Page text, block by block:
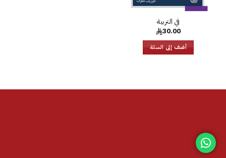
في التربية
30.00
أضف إلى السلة